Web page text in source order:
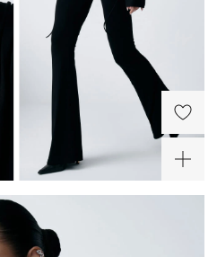
Кольцо из серебра
Кристалл
11 920 ₽